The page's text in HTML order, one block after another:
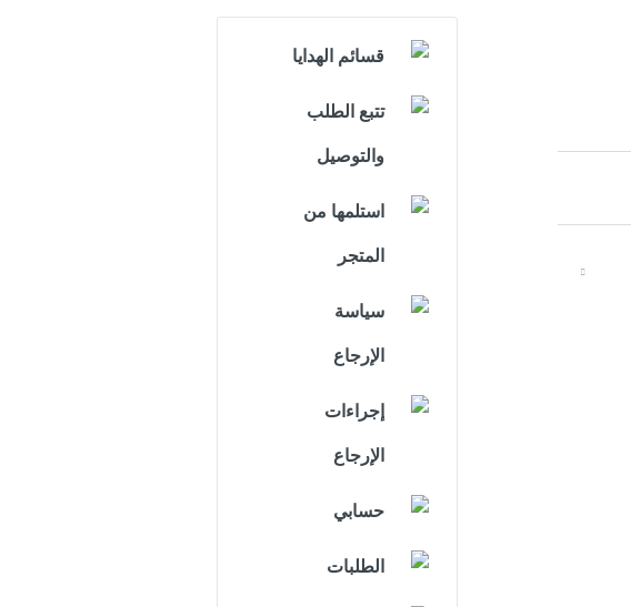
قسائم الهدايا
تتبع الطلب
والتوصيل
استلمها من
المتجر
سياسة
الإرجاع
إجراءات
الإرجاع
حسابي
الطلبات